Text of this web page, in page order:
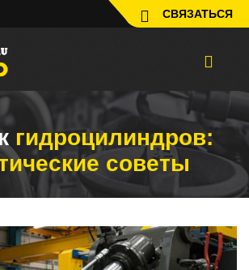
СВЯЗАТЬСЯ
гидроцилиндров:
советы